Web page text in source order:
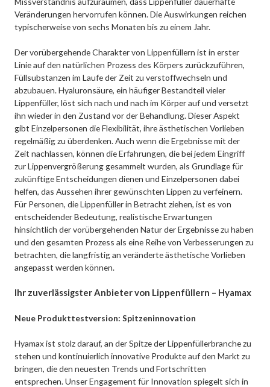
Veränderungen hervorrufen können. Die Auswirkungen reichen
typischerweise von sechs Monaten bis zu einem Jahr.
Der vorübergehende Charakter von Lippenfüllern ist in erster
Linie auf den natürlichen Prozess des Körpers zurückzuführen,
Füllsubstanzen im Laufe der Zeit zu verstoffwechseln und
abzubauen. Hyaluronsäure, ein häufiger Bestandteil vieler
Lippenfüller, löst sich nach und nach im Körper auf und versetzt
ihn wieder in den Zustand vor der Behandlung. Dieser Aspekt
gibt Einzelpersonen die Flexibilität, ihre ästhetischen Vorlieben
regelmäßig zu überdenken. Auch wenn die Ergebnisse mit der
Zeit nachlassen, können die Erfahrungen, die bei jedem Eingriff
zur Lippenvergrößerung gesammelt wurden, als Grundlage für
zukünftige Entscheidungen dienen und Einzelpersonen dabei
helfen, das Aussehen ihrer gewünschten Lippen zu verfeinern.
Für Personen, die Lippenfüller in Betracht ziehen, ist es von
entscheidender Bedeutung, realistische Erwartungen
hinsichtlich der vorübergehenden Natur der Ergebnisse zu haben
und den gesamten Prozess als eine Reihe von Verbesserungen zu
betrachten, die langfristig an veränderte ästhetische Vorlieben
angepasst werden können.
Ihr zuverlässigster Anbieter von Lippenfüllern – Hyamax
Neue Produkttestversion: Spitzeninnovation
Hyamax ist stolz darauf, an der Spitze der Lippenfüllerbranche zu
stehen und kontinuierlich innovative Produkte auf den Markt zu
bringen, die den neuesten Trends und Fortschritten
entsprechen. Unser Engagement für Innovation spiegelt sich in